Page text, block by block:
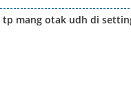
mang otak udh di